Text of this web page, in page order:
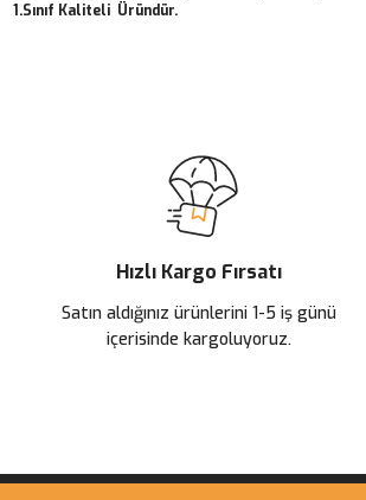
1.Sınıf Kaliteli Üründür.
Ürün açıklamasında eksik bilgiler bulunuyor.
Ürün bilgilerinde hatalar bulunuyor.
Ürün fiyatı diğer sitelerden daha pahalı.
Bu ürüne benzer farklı alternatifler olmalı.
Hızlı Kargo Fırsatı
Satın aldığınız ürünlerini 1-5 iş günü
içerisinde kargoluyoruz.